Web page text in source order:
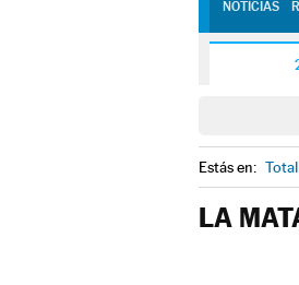
NOTICIAS
Estás en:
LA